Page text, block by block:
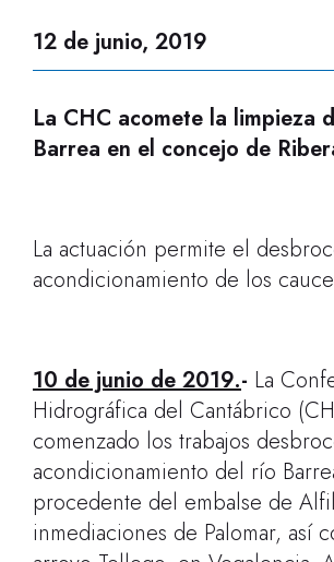
12 de junio, 2019
La CHC acomete la limpieza
Barrea en el concejo de
La actuación permite el
acondicionamiento de los
10 de junio de 2019.- La
Hidrográfica del Cantábrico
comenzado los trabajos
acondicionamiento del río
procedente del embalse de
inmediaciones de Palomar, así